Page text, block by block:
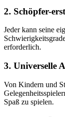
2. Schöpfer-
Jeder kann seine
erforderlich.
3. Universelle
Von Kindern und
Spaß zu spielen.